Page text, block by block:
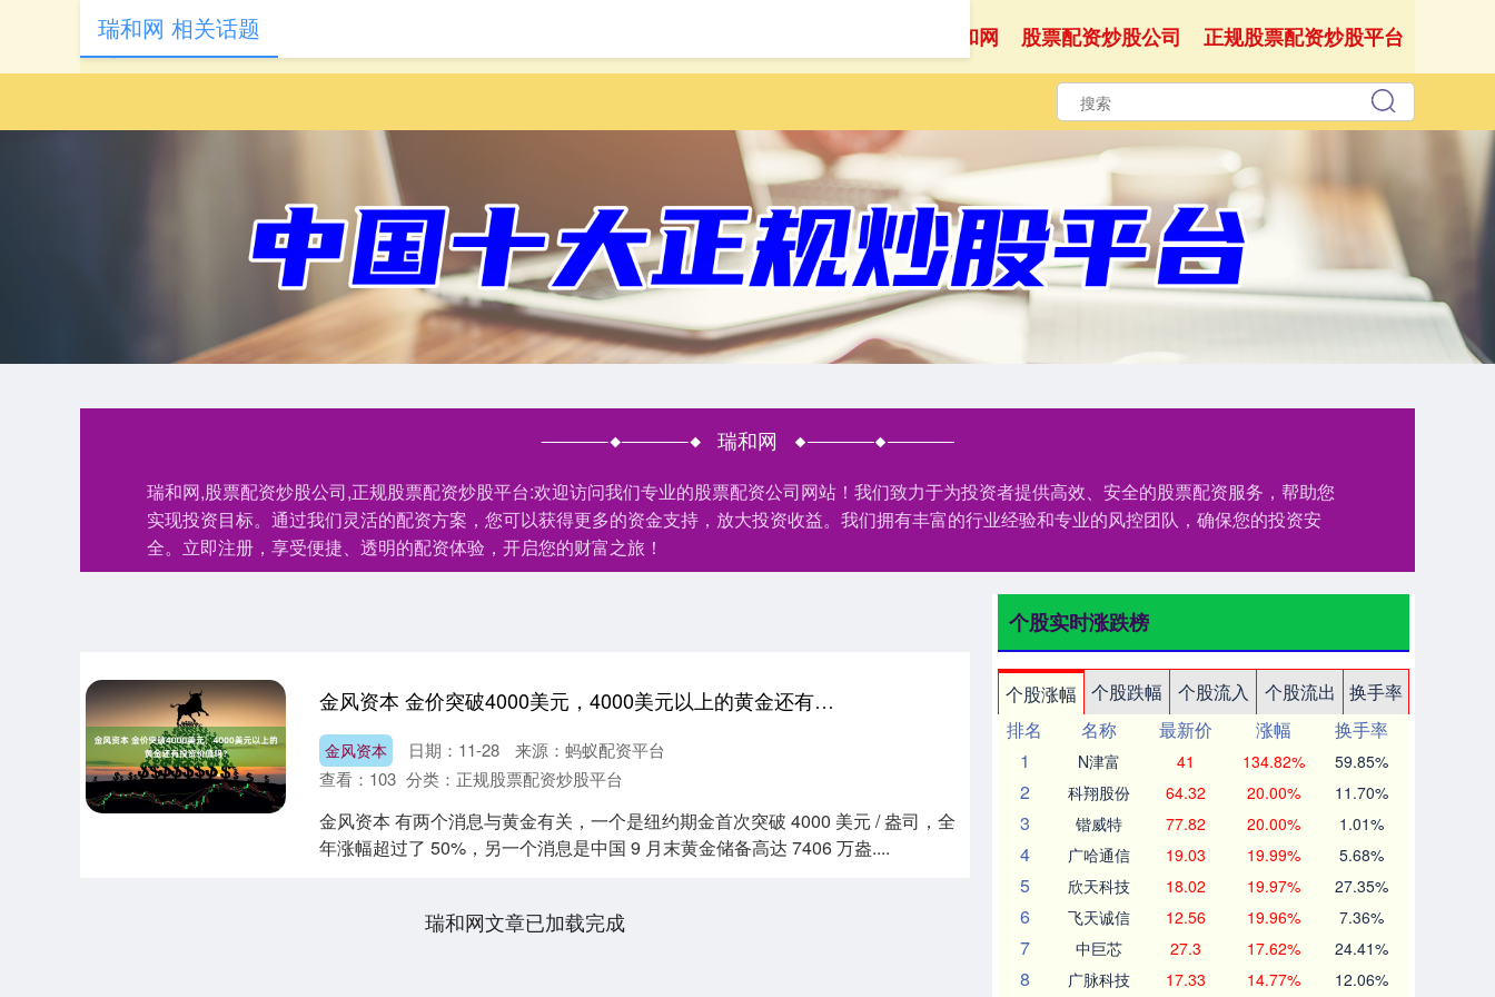
瑞和网 股票配资炒股公司 正规股票配资炒股平台
瑞和网
瑞和网,股票配资炒股公司,正规股票配资炒股平台:欢迎访问我们专业的股票配资公司网站！我们致力于为投资者提供高效、安全的股票配资服务，帮助您
实现投资目标。通过我们灵活的配资方案，您可以获得更多的资金支持，放大投资收益。我们拥有丰富的行业经验和专业的风控团队，确保您的投资安
全。立即注册，享受便捷、透明的配资体验，开启您的财富之旅！
瑞和网 相关话题
金风资本 金价突破4000美元，4000美元以上的黄金还有投资价值吗？
金风资本 日期：11-28
来源：蚂蚁配资平台
查看： 103 分类： 正规股票配资炒股平台
金风资本 有两个消息与黄金有关，一个是纽约期金首次突破 4000 美元 / 盎司，全
年涨幅超过了 50%，另一个消息是中国 9 月末黄金储备高达 7406 万盎....
瑞和网文章已加载完成
个股实时涨跌榜
个股涨幅 个股跌幅 个股流入 个股流出
换手率
排名
名称 最新价 涨幅
换手率
1
N津富 41 134.82% 59.85%
2 科翔股份 64.32 20.00% 11.70%
3 锴威特 77.82 20.00% 1.01%
4 广哈通信 19.03 19.99% 5.68%
5 欣天科技 18.02 19.97% 27.35%
6 飞天诚信 12.56 19.96% 7.36%
7 中巨芯 27.3 17.62% 24.41%
8 广脉科技 17.33 14.77% 12.06%